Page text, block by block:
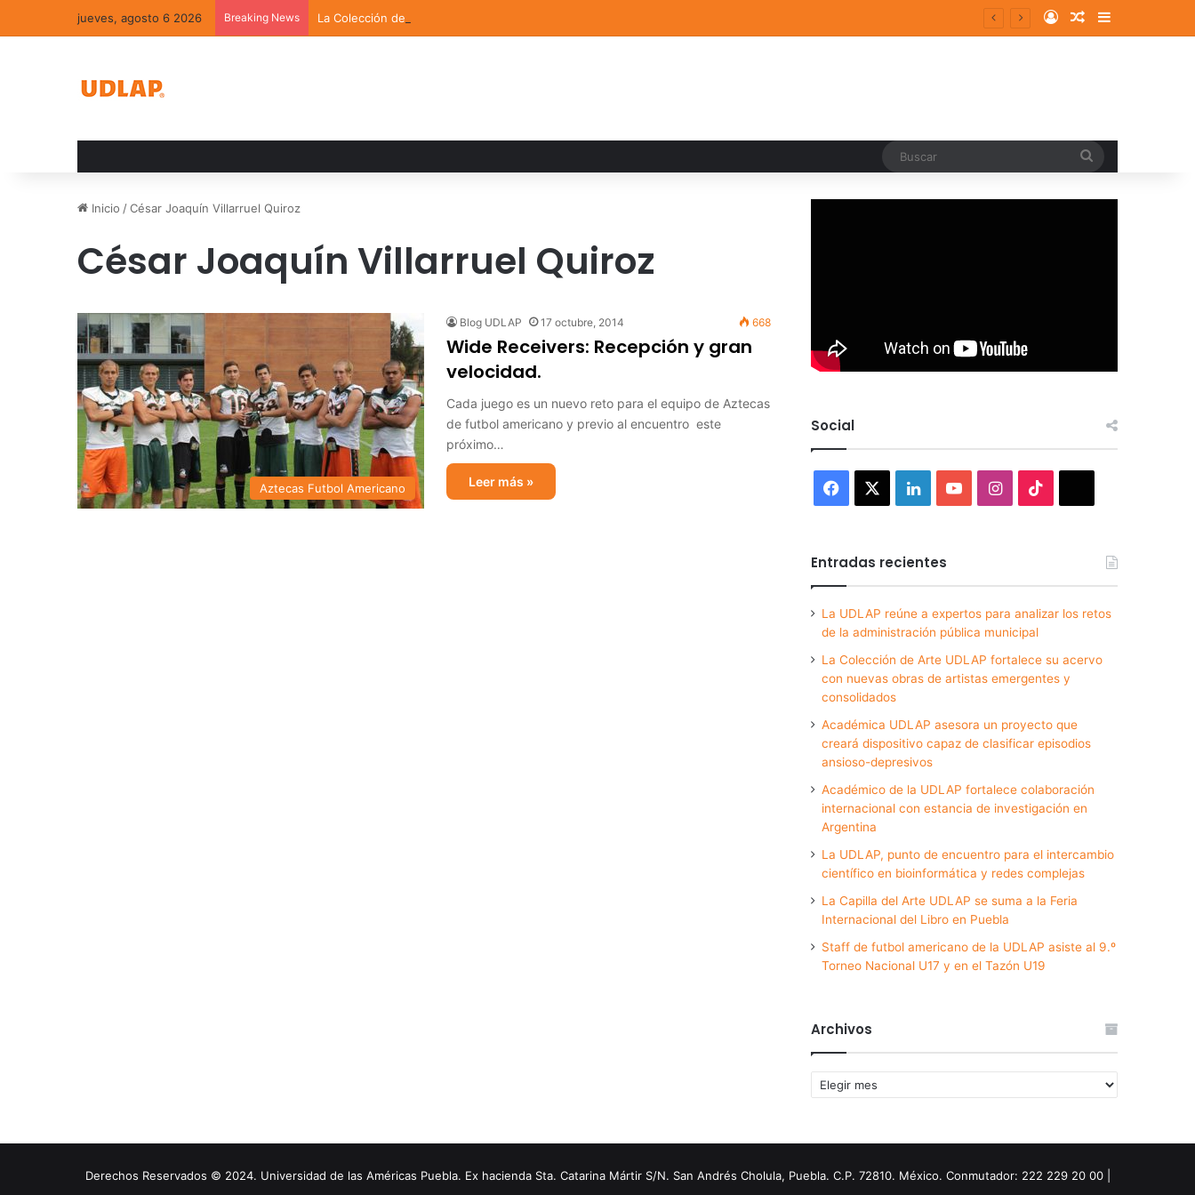
jueves, agosto 6 2026 Breaking News La Colección de Arte UDLAP fortalece su acervo con nuevas obras de artistas emergentes y consolidados Log InRandom Article
Sidebar
Inicio /César Joaquín Villarruel Quiroz
César Joaquín Villarruel Quiroz
Aztecas Futbol Americano
Blog UDLAP 17 octubre, 2014 668
Wide Receivers: Recepción y gran
velocidad.
Cada juego es un nuevo reto para el equipo de Aztecas
de futbol americano y previo al encuentro este
próximo…
Leer más »
Social
Facebook LinkedInYouTubeInstagram
Entradas recientes
La UDLAP reúne a expertos para analizar los retos
de la administración pública municipal
La Colección de Arte UDLAP fortalece su acervo
con nuevas obras de artistas emergentes y
consolidados
Académica UDLAP asesora un proyecto que
creará dispositivo capaz de clasificar episodios
ansioso-depresivos
Académico de la UDLAP fortalece colaboración
internacional con estancia de investigación en
Argentina
La UDLAP, punto de encuentro para el intercambio
científico en bioinformática y redes complejas
La Capilla del Arte UDLAP se suma a la Feria
Internacional del Libro en Puebla
Staff de futbol americano de la UDLAP asiste al 9.º
Torneo Nacional U17 y en el Tazón U19
Archivos
Archivos
Derechos Reservados © 2024. Universidad de las Américas Puebla. Ex hacienda Sta. Catarina Mártir S/N. San Andrés Cholula, Puebla. C.P. 72810. México. Conmutador: 222 229 20 00 |